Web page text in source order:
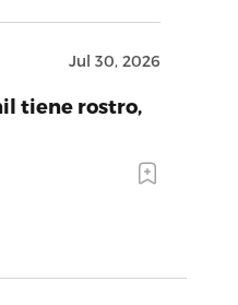
Jul 30, 2026
tiene rostro,